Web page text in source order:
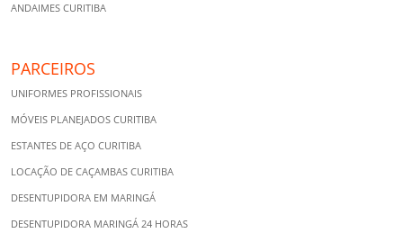
ANDAIMES CURITIBA
PARCEIROS
UNIFORMES PROFISSIONAIS
MÓVEIS PLANEJADOS CURITIBA
ESTANTES DE AÇO CURITIBA
LOCAÇÃO DE CAÇAMBAS CURITIBA
DESENTUPIDORA EM MARINGÁ
DESENTUPIDORA MARINGÁ 24 HORAS